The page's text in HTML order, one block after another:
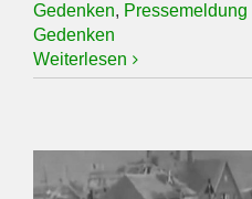
Gedenken, Pressemeldung
Gedenken
Weiterlesen